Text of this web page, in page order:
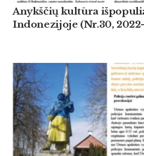
Anykščių kultūra
Indonezijoje (Nr.30,